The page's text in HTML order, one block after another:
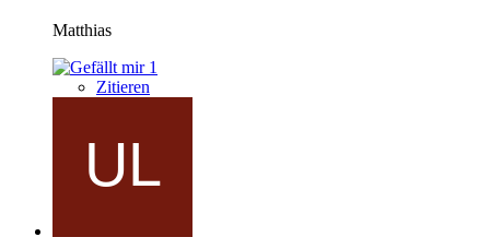
Matthias
1
Zitieren